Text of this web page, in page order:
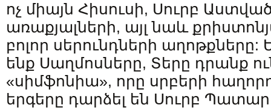
ոչ միայն Հիսուսի, Սուրբ
առաքյալների, այլ նաև
բոլոր սերունդների աղոթքները:
ենք Սաղմոսները, Տերը դրանք
«սիմֆոնիա», որը սրբերի
երգերը դարձել են Սուրբ